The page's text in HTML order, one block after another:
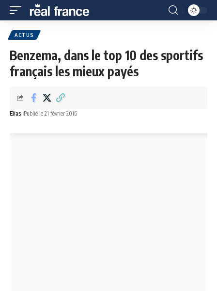
ACTUS
Benzema, dans le top 10 des sportifs
français les mieux payés
Elias Publié le 21 février 2016